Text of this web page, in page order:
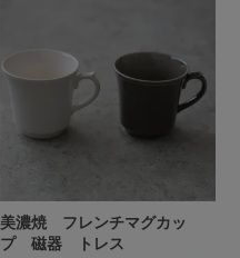
美濃焼 フレンチマグカッ
プ 磁器 トレス